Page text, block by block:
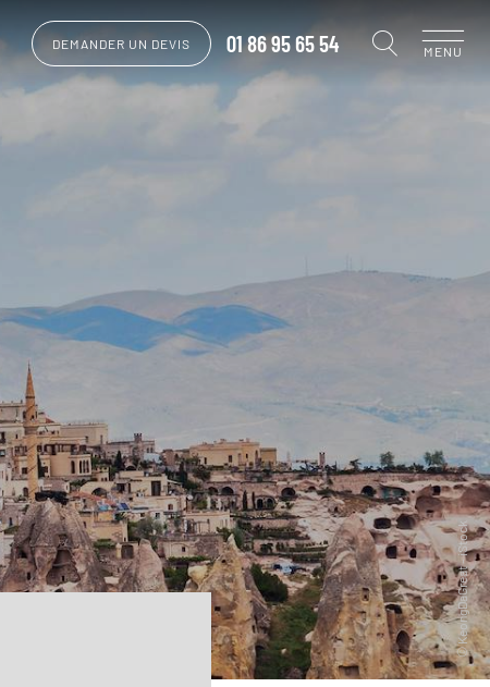
DEMANDER UN DEVIS 01 86 95 65 54 MENU